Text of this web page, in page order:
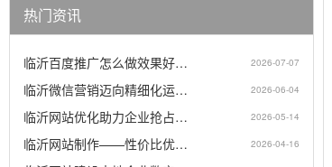
热门资讯
临沂百度推广怎么做效果好… 2026-07-07
临沂微信营销迈向精细化运… 2026-06-04
临沂网站优化助力企业抢占… 2026-05-14
临沂网站制作——性价比优… 2026-04-16